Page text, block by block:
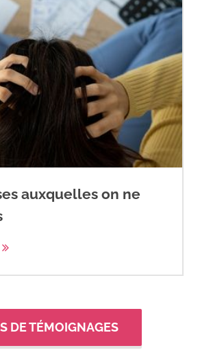
auxquelles on ne
DE TÉMOIGNAGES